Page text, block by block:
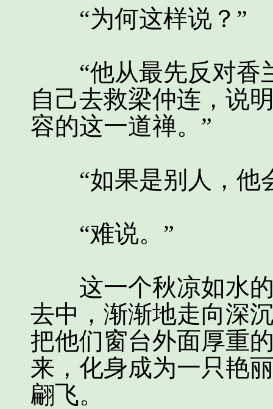
“为何这样说？”
“他从最先反对香
自己去救梁仲连，说
容的这一道禅。”
“如果是别人，他
“难说。”
这一个秋凉如水的
去中，渐渐地走向深
把他们窗台外面厚重
来，化身成为一只艳
翩飞。